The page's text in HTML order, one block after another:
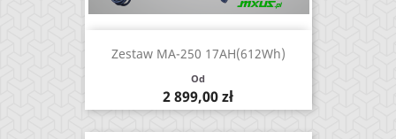
Zestaw MA-250 17AH(612Wh)
Od
Cena
2 899,00 zł